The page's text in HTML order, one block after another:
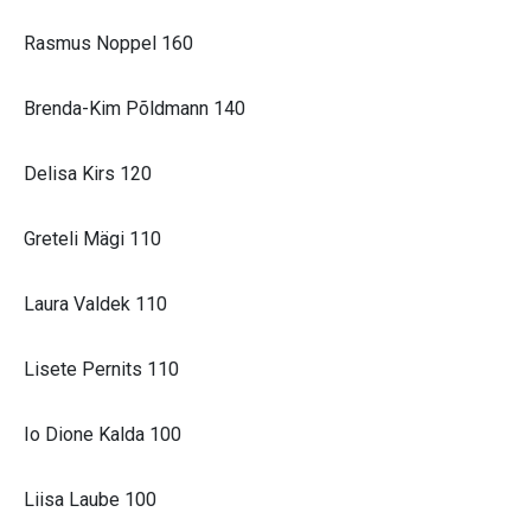
Rasmus Noppel 160
Brenda-Kim Põldmann 140
Delisa Kirs 120
Greteli Mägi 110
Laura Valdek 110
Lisete Pernits 110
Io Dione Kalda 100
Liisa Laube 100